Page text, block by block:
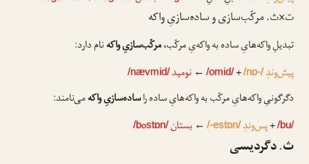
ت×ث. مرکّب‌سازی و ساده‌سازیِ واکه
تبدیلِ واکه‌هایِ ساده به واکه‌یِ مرکّب،مرکّب‌سازیِ واکهنام دارد:
پیش‌وندِ/nɒ-/
+
/omid/
← نومید /nævmid/
دگرگونیِ واکه‌هایِ مرکّب به واکه‌هایِ ساده راساده‌سازیِ واکهمی‌نامند:
/bu/
+پس‌وندِ/-estɒn/
← بستان /bostɒn/
ث. دگردیسی